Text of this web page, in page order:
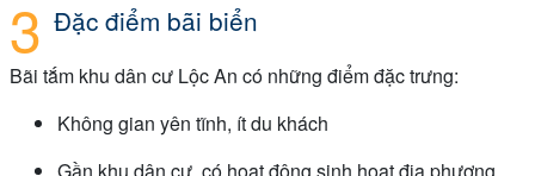
Đặc điểm bãi biển
Bãi tắm khu dân cư Lộc An có những điểm đặc trưng:
Không gian yên tĩnh, ít du khách
Gần khu dân cư, có hoạt động sinh hoạt địa phương